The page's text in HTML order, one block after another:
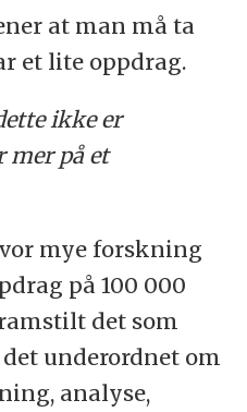
at man må ta
et lite oppdrag.
ikke er
mer på et
mye forskning
på 100 000
det som
underordnet om
analyse,